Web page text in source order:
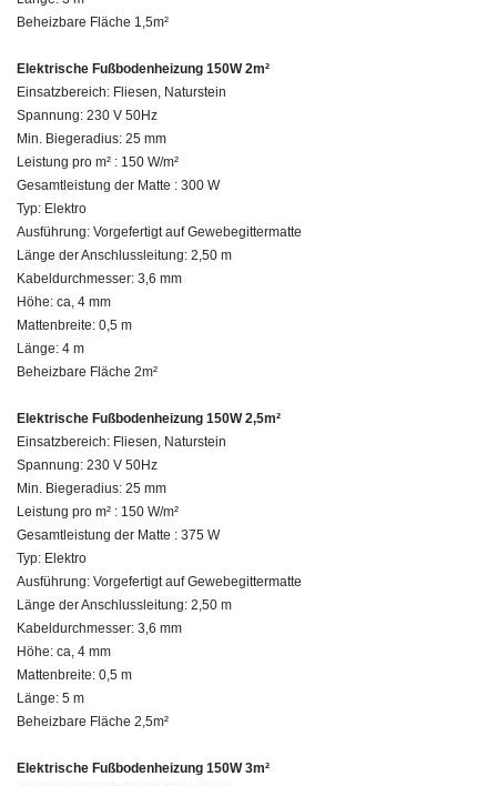
Beheizbare Fläche 1,5m²
Elektrische Fußbodenheizung 150W 2m²
Einsatzbereich: Fliesen, Naturstein
Spannung: 230 V 50Hz
Min. Biegeradius: 25 mm
Leistung pro m² : 150 W/m²
Gesamtleistung der Matte : 300 W
Typ: Elektro
Ausführung: Vorgefertigt auf Gewebegittermatte
Länge der Anschlussleitung: 2,50 m
Kabeldurchmesser: 3,6 mm
Höhe: ca, 4 mm
Mattenbreite: 0,5 m
Länge: 4 m
Beheizbare Fläche 2m²
Elektrische Fußbodenheizung 150W 2,5m²
Einsatzbereich: Fliesen, Naturstein
Spannung: 230 V 50Hz
Min. Biegeradius: 25 mm
Leistung pro m² : 150 W/m²
Gesamtleistung der Matte : 375 W
Typ: Elektro
Ausführung: Vorgefertigt auf Gewebegittermatte
Länge der Anschlussleitung: 2,50 m
Kabeldurchmesser: 3,6 mm
Höhe: ca, 4 mm
Mattenbreite: 0,5 m
Länge: 5 m
Beheizbare Fläche 2,5m²
Elektrische Fußbodenheizung 150W 3m²